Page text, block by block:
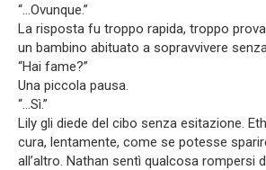
“…Ovunque.”
La risposta fu troppo rapida, troppo
un bambino abituato a sopravvivere
“Hai fame?”
Una piccola pausa.
“…Sì.”
Lily gli diede del cibo senza esitazione.
cura, lentamente, come se potesse
all’altro. Nathan sentì qualcosa rompersi